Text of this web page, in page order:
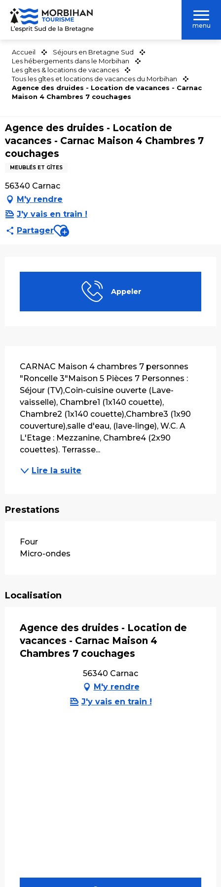
Aller
contenu
menu
Accueil
Séjours en Bretagne Sud
Les hébergements dans le Morbihan
Les gîtes & locations de vacances
Tous les gîtes et locations de vacances du Morbihan
Agence des druides - Location de vacances - Carnac
Maison 4 Chambres 7 couchages
Agence des druides - Location de
vacances - Carnac Maison 4 Chambres 7
couchages
MEUBLÉS ET GÎTES
56340 Carnac
M'y rendre
J'y vais en train !
PartagerAjouter aux favoris
Appeler
CARNAC Maison 4 chambres 7 personnes
"Roncelle 3"Maison 5 Pièces 7 Personnes :
Séjour (TV),Coin-cuisine ouverte (Lave-
vaisselle), Chambre1 (1x140 couette),
Chambre2 (1x140 couette),Chambre3 (1x90
couverture),salle d'eau, (lave-linge), W.C. A
L'Etage : Mezzanine, Chambre4 (2x90
couettes). Terrasse...
Lire la suite
Prestations
Four
Micro-ondes
Localisation
Agence des druides - Location de
vacances - Carnac Maison 4
Chambres 7 couchages
56340 Carnac
M'y rendre
J'y vais en train !